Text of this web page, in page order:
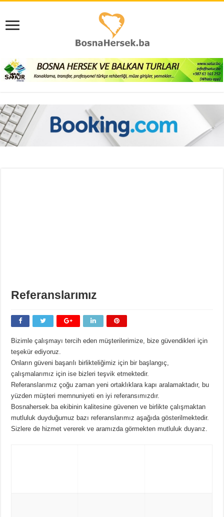
Referanslarımız
Bizimle çalışmayı tercih eden müşterilerimize, bize güvendikleri için
teşekür ediyoruz.
Onların güveni başarılı birlikteliğimiz için bir başlangıç,
çalışmalarımız için ise bizleri teşvik etmektedir.
Referanslarımız çoğu zaman yeni ortaklıklara kapı aralamaktadır, bu
yüzden müşteri memnuniyeti en iyi referansımızdır.
Bosnahersek.ba ekibinin kalitesine güvenen ve birlikte çalışmaktan
mutluluk duyduğumuz bazı referanslarımız aşağıda gösterilmektedir.
Sizlere de hizmet vererek ve aramızda görmekten mutluluk duyarız.